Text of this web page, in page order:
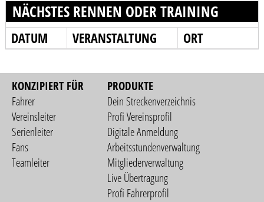
NÄCHSTES RENNEN ODER TRAINING
DATUM VERANSTALTUNG ORT
KONZIPIERT FÜR
Fahrer
Vereinsleiter
Serienleiter
Fans
Teamleiter
PRODUKTE
Dein Streckenverzeichnis
Profi Vereinsprofil
Digitale Anmeldung
Arbeitsstundenverwaltung
Mitgliederverwaltung
Live Übertragung
Profi Fahrerprofil